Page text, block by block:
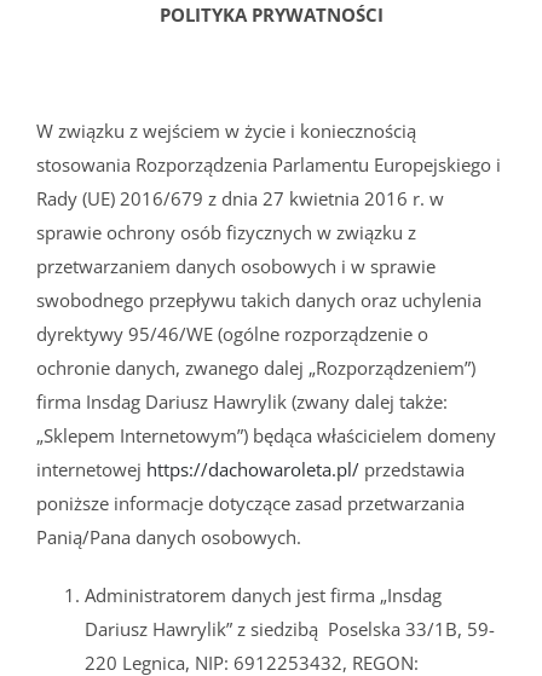
POLITYKA PRYWATNOŚCI
W związku z wejściem w życie i koniecznością
stosowania Rozporządzenia Parlamentu Europejskiego i
Rady (UE) 2016/679 z dnia 27 kwietnia 2016 r. w
sprawie ochrony osób fizycznych w związku z
przetwarzaniem danych osobowych i w sprawie
swobodnego przepływu takich danych oraz uchylenia
dyrektywy 95/46/WE (ogólne rozporządzenie o
ochronie danych, zwanego dalej „Rozporządzeniem”)
firma Insdag Dariusz Hawrylik (zwany dalej także:
„Sklepem Internetowym”) będąca właścicielem domeny
internetowej https://dachowaroleta.pl/ przedstawia
poniższe informacje dotyczące zasad przetwarzania
Panią/Pana danych osobowych.
Administratorem danych jest firma „Insdag
Dariusz Hawrylik” z siedzibą Poselska 33/1B, 59-
220 Legnica, NIP: 6912253432, REGON: